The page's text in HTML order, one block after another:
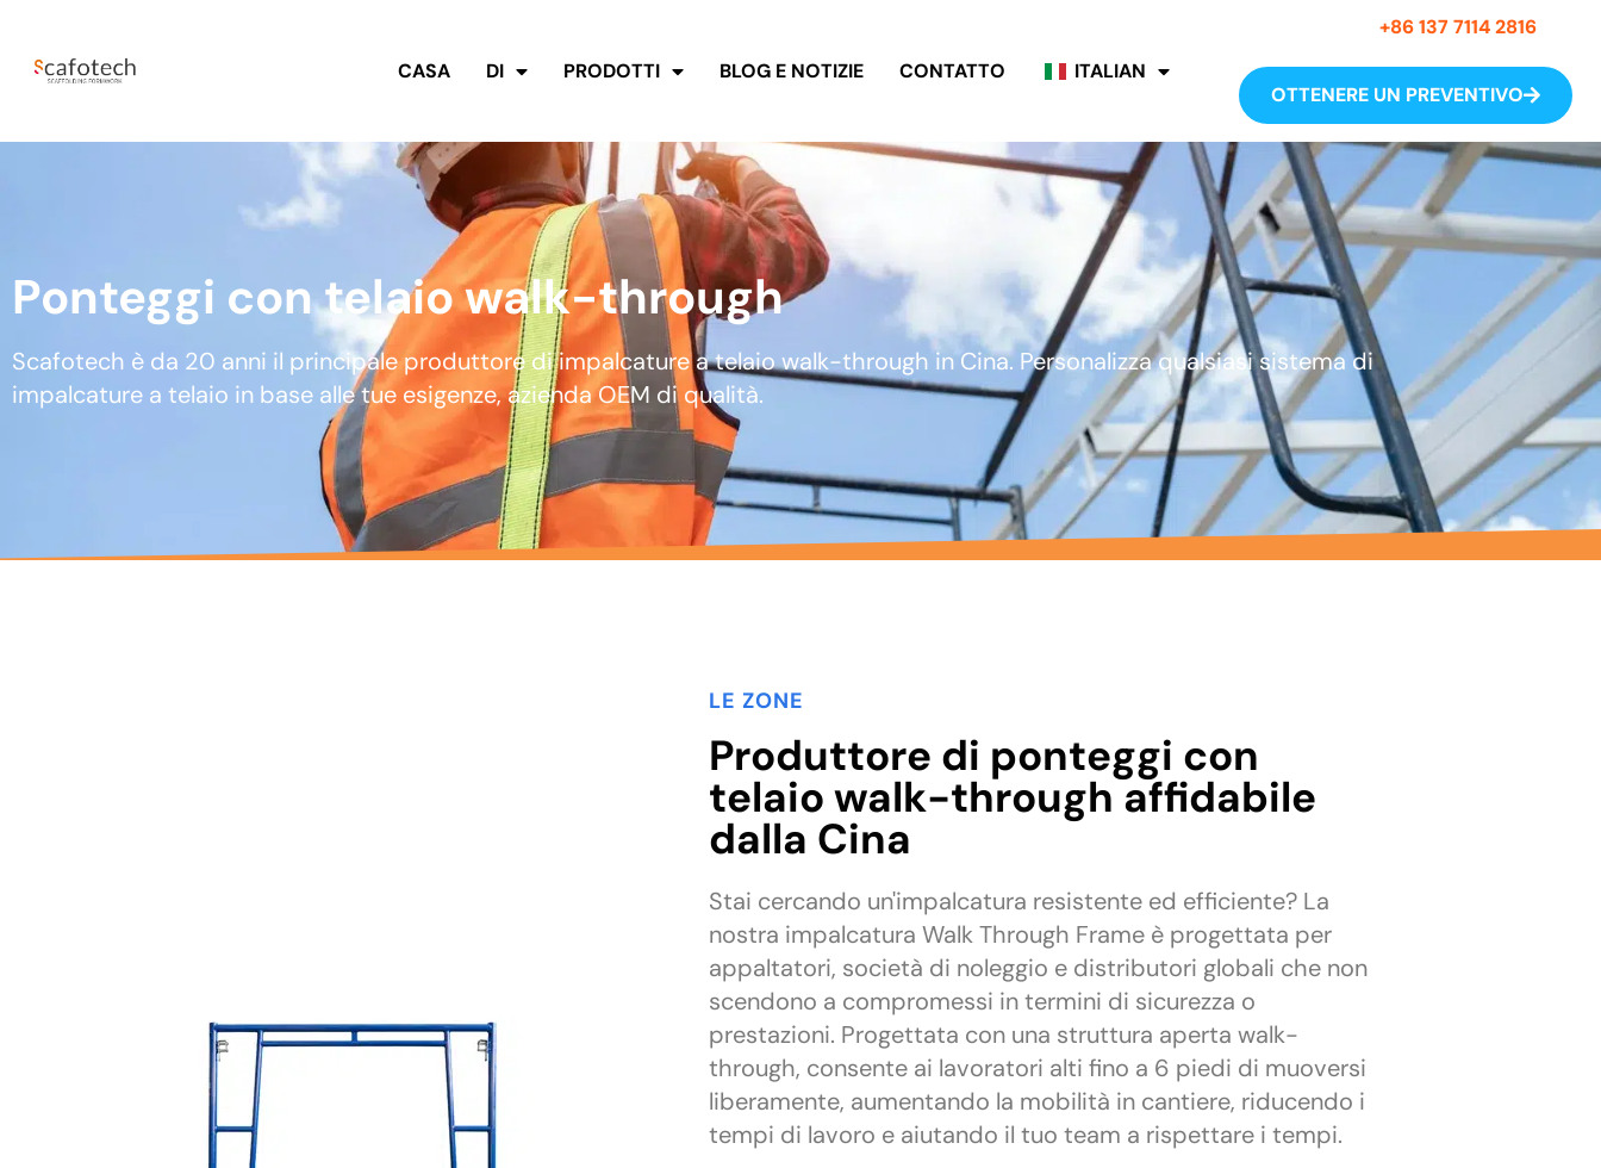
CASA DI PRODOTTI BLOG E NOTIZIE CONTATTO ITALIAN
+86 137 7114 2816
OTTENERE UN PREVENTIVO
Ponteggi con telaio walk-through
Scafotech è da 20 anni il principale produttore di impalcature a telaio walk-through in Cina. Personalizza qualsiasi sistema di
impalcature a telaio in base alle tue esigenze, azienda OEM di qualità.
LE ZONE
Produttore di ponteggi con
telaio walk-through affidabile
dalla Cina
Stai cercando un'impalcatura resistente ed efficiente? La
nostra impalcatura Walk Through Frame è progettata per
appaltatori, società di noleggio e distributori globali che non
scendono a compromessi in termini di sicurezza o
prestazioni. Progettata con una struttura aperta walk-
through, consente ai lavoratori alti fino a 6 piedi di muoversi
liberamente, aumentando la mobilità in cantiere, riducendo i
tempi di lavoro e aiutando il tuo team a rispettare i tempi.